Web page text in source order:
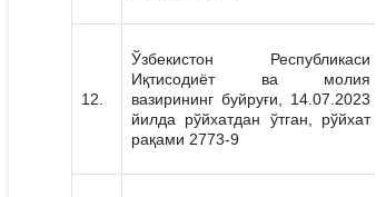
12.
Ўзбекистон Республикаси
Иқтисодиёт ва молия
вазирининг буйруғи, 14.07.2023
йилда рўйхатдан ўтган, рўйхат
рақами 2773-9